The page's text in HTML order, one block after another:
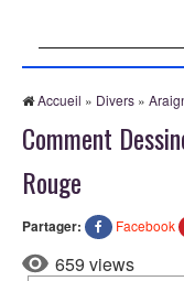
Accueil » Divers »
Comment
Rouge
Partager: Facebook
659 views